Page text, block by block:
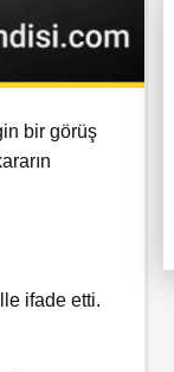
bir görüş
ifade etti.